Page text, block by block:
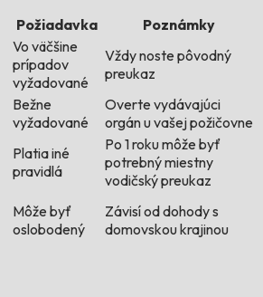
Požiadavka
Poznámky
Vo väčšine
prípadov
vyžadované
Vždy noste pôvodný
preukaz
Bežne
vyžadované
Overte vydávajúci
orgán u vašej požičovne
Platia iné
pravidlá
Po 1 roku môže byť
potrebný miestny
vodičský preukaz
Môže byť
oslobodený
Závisí od dohody s
domovskou krajinou